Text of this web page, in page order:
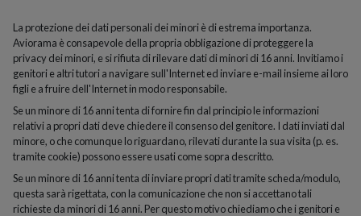
La protezione dei dati personali dei minori è di estrema importanza.
Aviorama è consapevole della propria obbligazione di proteggere la
privacy dei minori, e si rifiuta di rilevare dati di minori di 16 anni. Invitiamo i
genitori e altri tutori a navigare sull'Internet ed inviare e-mail insieme ai loro
figli e a fruire dell'Internet in modo responsabile.
Se un minore di 16 anni tenta di fornire fin dal principio le informazioni
relativi a propri dati deve chiedere il consenso del genitore. I dati inviati dal
minore, o che comunque lo riguardano, rilevati durante la sua visita (p. es.
tramite cookie) possono essere usati come sopra descritto.
Se un minore di 16 anni tenta di inviare propri dati tramite scheda/modulo,
questa sarà rigettata, con la comunicazione che non si accettano tali
richieste da minori di 16 anni. Per questo motivo chiediamo che i genitori e